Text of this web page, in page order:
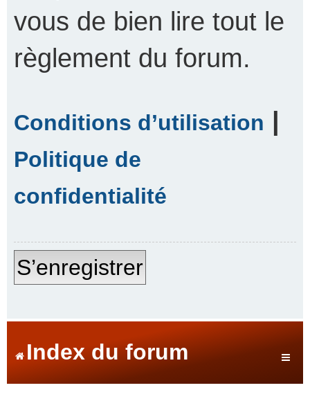
vous de bien lire tout le
règlement du forum.
Conditions d’utilisation |
Politique de
confidentialité
S’enregistrer
Index du forum